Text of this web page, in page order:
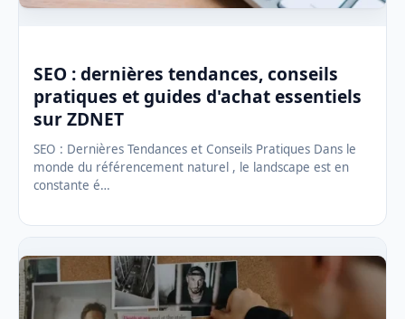
SEO : dernières tendances, conseils
pratiques et guides d'achat essentiels
sur ZDNET
SEO : Dernières Tendances et Conseils Pratiques Dans le
monde du référencement naturel , le landscape est en
constante é…